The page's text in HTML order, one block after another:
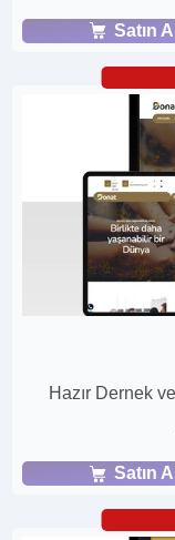
Satın Al
Hazır Dernek
Satın Al